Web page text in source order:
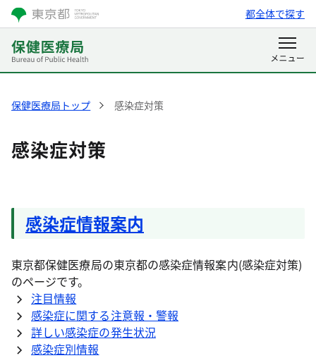
都全体で探す
保健医療局トップ 感染症対策
感染症対策
感染症情報案内
東京都保健医療局の東京都の感染症情報案内(感染症対策)
のページです。
注目情報
感染症に関する注意報‧警報
詳しい感染症の発生状況
感染症別情報